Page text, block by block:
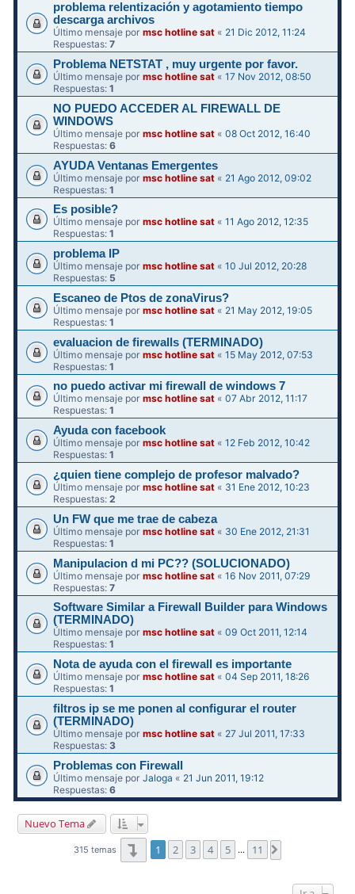
problema relentización y agotamiento tiempo
descarga archivos
Último mensaje pormsc hotline sat « 21 Dic 2012, 11:24
Respuestas:7
Problema NETSTAT , muy urgente por favor.
Último mensaje pormsc hotline sat «17 Nov 2012, 08:50
Respuestas:1
NO PUEDO ACCEDER AL FIREWALL DE
WINDOWS
Último mensaje pormsc hotline sat «08 Oct 2012, 16:40
Respuestas:6
AYUDA Ventanas Emergentes
Último mensaje pormsc hotline sat « 21 Ago 2012, 09:02
Respuestas:1
Es posible?
Último mensaje pormsc hotline sat «11 Ago 2012, 12:35
Respuestas:1
problema IP
Último mensaje pormsc hotline sat «10 Jul 2012, 20:28
Respuestas: 5
Escaneo de Ptos de zonaVirus?
Último mensaje pormsc hotline sat « 21 May 2012, 19:05
Respuestas:1
evaluacion de firewalls (TERMINADO)
Último mensaje pormsc hotline sat «15 May 2012, 07:53
Respuestas:1
no puedo activar mi firewall de windows 7
Último mensaje pormsc hotline sat «07 Abr 2012, 11:17
Respuestas:1
Ayuda con facebook
Último mensaje pormsc hotline sat «12 Feb 2012, 10:42
Respuestas:1
¿quien tiene complejo de profesor malvado?
Último mensaje pormsc hotline sat « 31 Ene 2012, 10:23
Respuestas:2
Un FW que me trae de cabeza
Último mensaje pormsc hotline sat « 30 Ene 2012, 21:31
Respuestas:1
Manipulacion d mi PC?? (SOLUCIONADO)
Último mensaje pormsc hotline sat «16 Nov 2011, 07:29
Respuestas:7
Software Similar a Firewall Builder para Windows
(TERMINADO)
Último mensaje pormsc hotline sat «09 Oct 2011, 12:14
Respuestas:1
Nota de ayuda con el firewall es importante
Último mensaje pormsc hotline sat «04 Sep 2011, 18:26
Respuestas:1
filtros ip se me ponen al configurar el router
(TERMINADO)
Último mensaje pormsc hotline sat « 27 Jul 2011, 17:33
Respuestas: 3
Problemas con Firewall
Último mensaje porJaloga « 21 Jun 2011, 19:12
Respuestas:6
Nuevo Tema
315 temas Página1 de 11
1 2 3 4 5 … 11